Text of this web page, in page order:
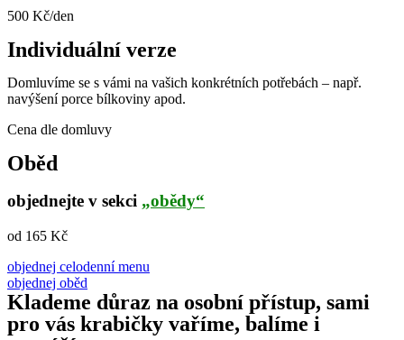
500 Kč/den
Individuální verze
Domluvíme se s vámi na vašich konkrétních potřebách – např.
navýšení porce bílkoviny apod.
Cena dle domluvy
Oběd
objednejte v sekci „obědy“
od 165 Kč
objednej celodenní menu
objednej oběd
Klademe důraz na osobní přístup, sami
pro vás krabičky vaříme, balíme i